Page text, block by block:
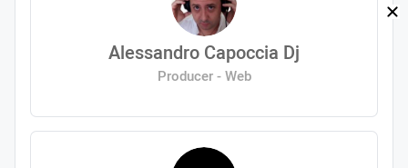
Alessandro Capoccia Dj
Producer - Web